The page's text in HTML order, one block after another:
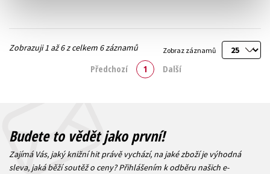
Zobraz záznamů
Zobrazuji 1 až 6 z celkem 6 záznamů
Předchozí 1 Další
Budete to vědět jako první!
Zajímá Vás, jaký knižní hit právě vychází, na jaké zboží je výhodná
sleva, jaká běží soutěž o ceny? Přihlášením k odběru našich e-